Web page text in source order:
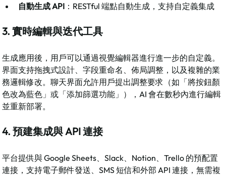
自動生成 API ：RESTful 端點自動生成，支持自定義集成​
3. 實時編輯與迭代工具
生成應用後，用戶可以通過視覺編輯器進行進一步的自定義。
界面支持拖拽式設計、字段重命名、佈局調整，以及複雜的業
務邏輯修改。聊天界面允許用戶提出調整要求（如「將按鈕顏
色改為藍色」或「添加篩選功能」），AI 會在數秒內進行編輯
並重新部署。​
4. 預建集成與 API 連接
平台提供與 Google Sheets、Slack、Notion、Trello 的預配置
連接，支持電子郵件發送、SMS 短信和外部 API 連接，無需複